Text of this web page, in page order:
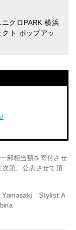
クロPARK 横浜
ト ポップアッ
部相当額を寄付させ
第、公表させて頂
Yamasaki Stylist:A